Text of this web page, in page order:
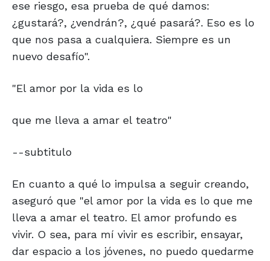
ese riesgo, esa prueba de qué damos:
¿gustará?, ¿vendrán?, ¿qué pasará?. Eso es lo
que nos pasa a cualquiera. Siempre es un
nuevo desafío".
"El amor por la vida es lo
que me lleva a amar el teatro"
--subtitulo
En cuanto a qué lo impulsa a seguir creando,
aseguró que "el amor por la vida es lo que me
lleva a amar el teatro. El amor profundo es
vivir. O sea, para mí vivir es escribir, ensayar,
dar espacio a los jóvenes, no puedo quedarme